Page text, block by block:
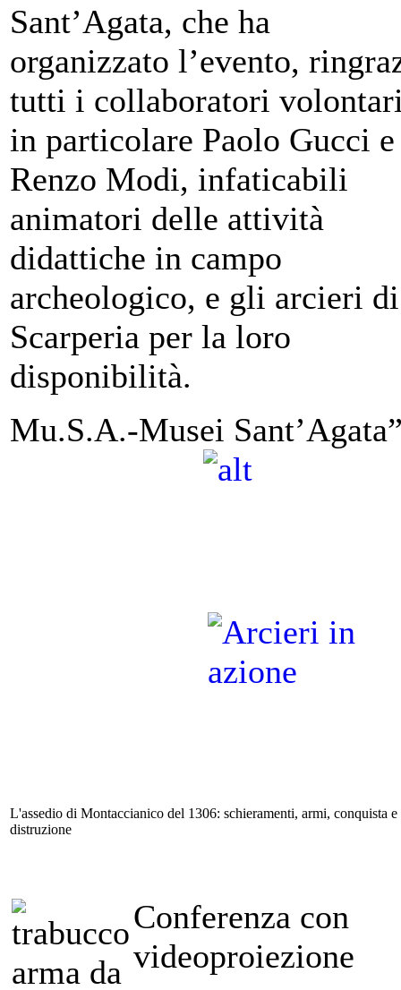
Sant’Agata, che ha
organizzato l’evento,
tutti i collaboratori
in particolare Paolo Gucci e
Renzo Modi, infaticabili
animatori delle attività
didattiche in campo
archeologico, e gli arcieri di
Scarperia per la loro
disponibilità.
Mu.S.A.-Musei
L'assedio di Montaccianico del 1306: schieramenti, armi, conquista e
distruzione
Conferenza con
videoproiezione